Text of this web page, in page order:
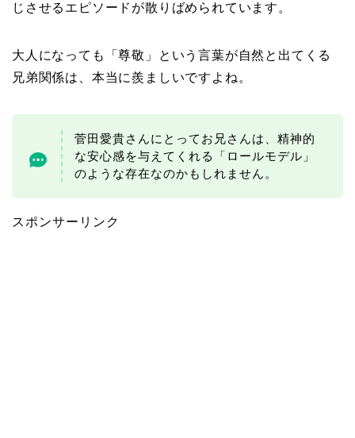
じさせるエピソードが散りばめられています。
大人になっても「尊敬」という言葉が自然と出てくる
兄弟関係は、本当に羨ましいですよね。
菅田愛貴さんにとってお兄さんは、精神的
な安心感を与えてくれる「ロールモデル」
のような存在なのかもしれません。
スポンサーリンク